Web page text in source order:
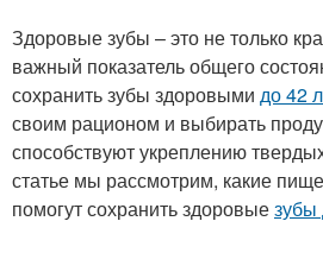
Здоровые зубы – это не только
важный показатель общего
сохранить зубы здоровыми до 42
своим рационом и выбирать
способствуют укреплению
статье мы рассмотрим, какие
помогут сохранить здоровыезубы